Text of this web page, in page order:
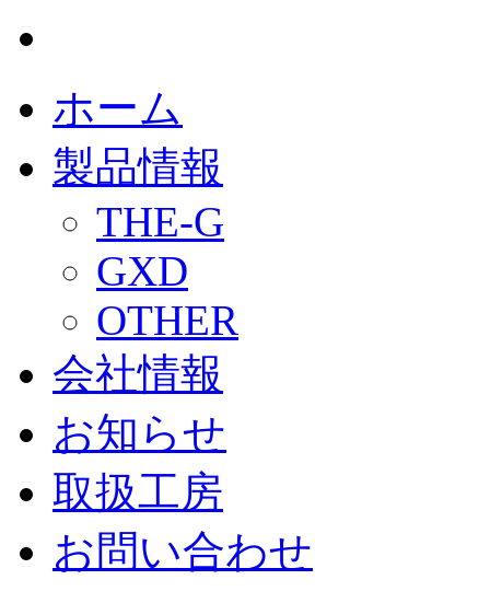
ホーム
製品情報
THE-G
GXD
OTHER
会社情報
お知らせ
取扱工房
お問い合わせ